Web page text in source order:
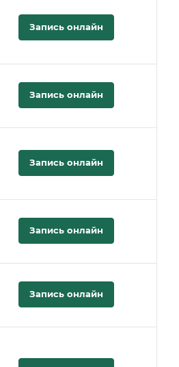
Запись онлайн
Запись онлайн
Запись онлайн
Запись онлайн
Запись онлайн